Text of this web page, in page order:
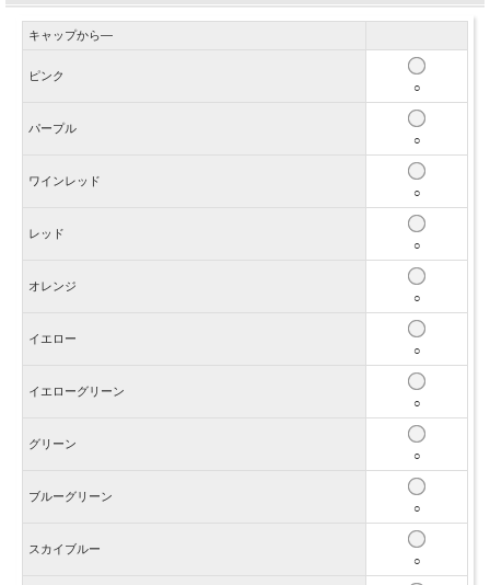
キャップから―
ピンク
○
パープル
○
ワインレッド
○
レッド
○
オレンジ
○
イエロー
○
イエローグリーン
○
グリーン
○
ブルーグリーン
○
スカイブルー
○